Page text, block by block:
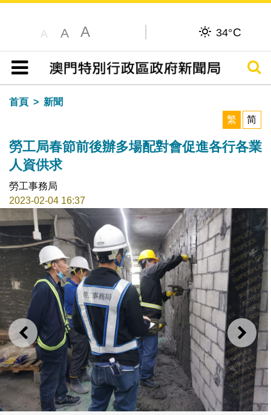
A A A 34°C
目錄
搜尋
首頁
新聞
繁
简
勞工局春節前後辦多場配對會促進各行各業
人資供求
勞工事務局
2023-02-04 16:37
上一則 下一